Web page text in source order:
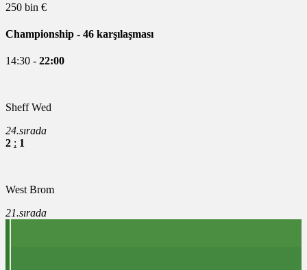
250 bin €
Championship - 46 karşılaşması
14:30 - 22:00
Sheff Wed
24.sırada
2 : 1
West Brom
21.sırada